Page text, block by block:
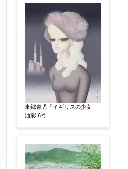
添付画像 【任意】
※添付画像は5MBまでのjpg
東郷青児「イギリスの少女」
油彩 6号